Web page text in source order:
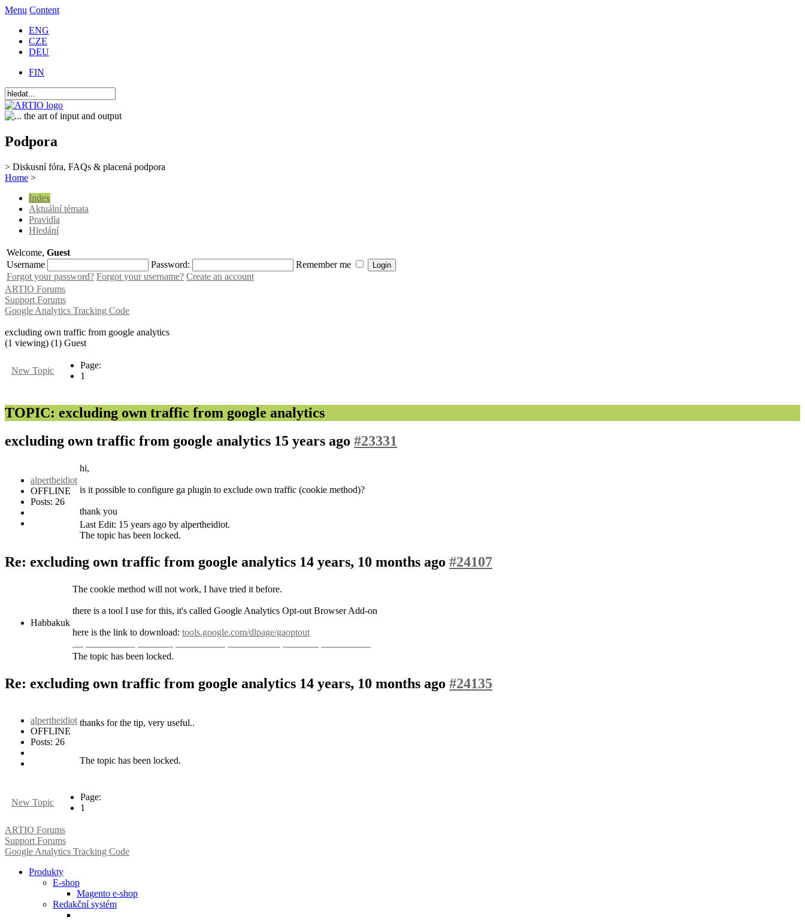
Menu Content
ENG
CZE
DEU
FIN
Podpora
> Diskusní fóra, FAQs & placená podpora
Home >
Index
Aktuální témata
Pravidla
Hledání
Welcome, Guest
Username
Password:
Remember me
Forgot your password? Forgot your username? Create an account
ARTIO Forums
Support Forums
Google Analytics Tracking Code
excluding own traffic from google analytics
(1 viewing) (1) Guest
New Topic
Page:
1
TOPIC: excluding own traffic from google analytics
excluding own traffic from google analytics 15 years ago #23331
alpertheidiot
OFFLINE
Posts: 26
hi,
is it possible to configure ga plugin to exclude own traffic (cookie method)?
thank you
Last Edit: 15 years ago by alpertheidiot.
The topic has been locked.
Re: excluding own traffic from google analytics 14 years, 10 months ago #24107
Habbakuk
The cookie method will not work, I have tried it before.
there is a tool I use for this, it's called Google Analytics Opt-out Browser Add-on
here is the link to download: tools.google.com/dlpage/gaoptout
The topic has been locked.
Re: excluding own traffic from google analytics 14 years, 10 months ago #24135
alpertheidiot
OFFLINE
Posts: 26
thanks for the tip, very useful..
The topic has been locked.
New Topic
Page:
1
ARTIO Forums
Support Forums
Google Analytics Tracking Code
Produkty
E-shop
Magento e-shop
Redakční systém